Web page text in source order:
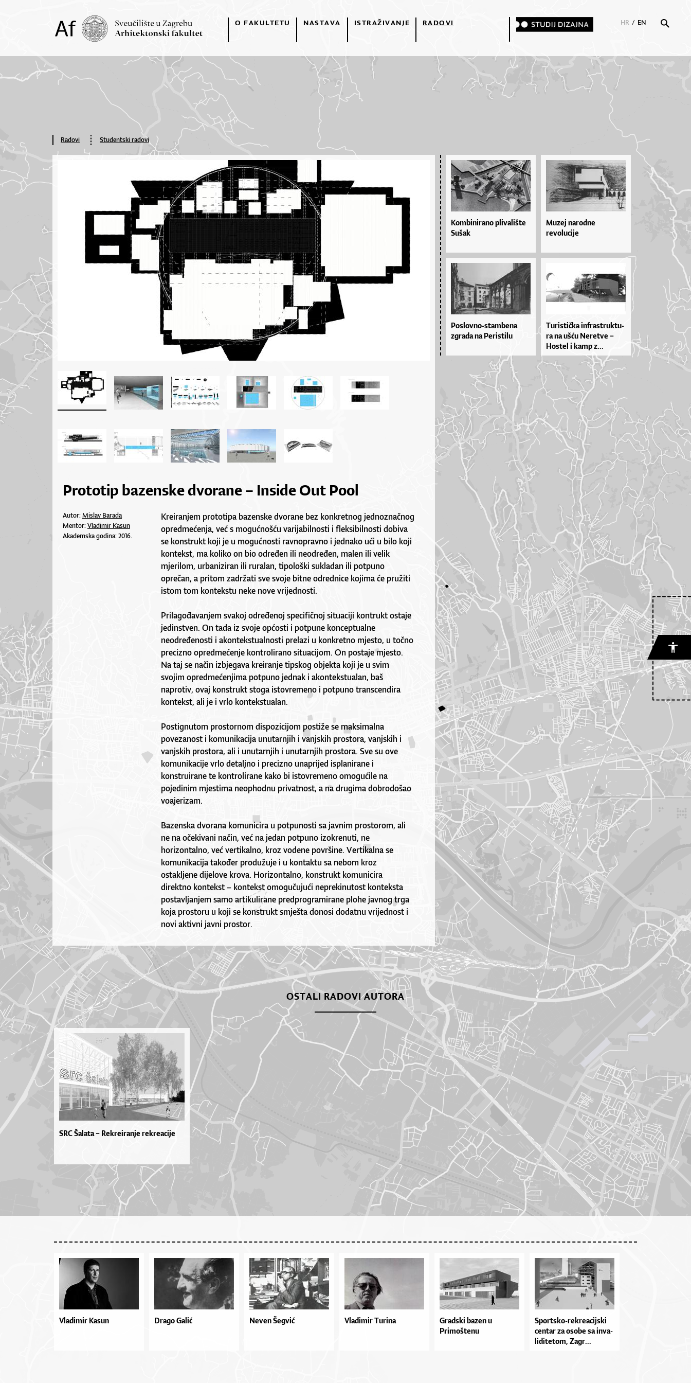
O FAKULTETU NASTAVA ISTRAŽIVANJE RADOVI HR / EN
Radovi Studentski radovi
Prototip bazenske dvorane – Inside Out Pool
Autor:Mislav Barada
Mentor:Vladimir Kasun
Akademska godina: 2016.
Kreiranjem prototipa bazenske dvorane bez konkretnog jednoznačnog
opredmećenja, već s mogućnošću varijabilnosti i fleksibilnosti dobiva
se konstrukt koji je u mogućnosti ravnopravno i jednako ući u bilo koji
kontekst, ma koliko on bio određen ili neodređen, malen ili velik
mjerilom, urbaniziran ili ruralan, tipološki sukladan ili potpuno
oprečan, a pritom zadržati sve svoje bitne odrednice kojima će pružiti
istom tom kontekstu neke nove vrijednosti.
Prilagođavanjem svakoj određenoj specifičnoj situaciji kontrukt ostaje
jedinstven. On tada iz svoje općosti i potpune konceptualne
neodređenosti i akontekstualnosti prelazi u konkretno mjesto, u točno
precizno opredmećenje kontrolirano situacijom. On postaje mjesto.
Na taj se način izbjegava kreiranje tipskog objekta koji je u svim
svojim opredmećenjima potpuno jednak i akontekstualan, baš
naprotiv, ovaj konstrukt stoga istovremeno i potpuno transcendira
kontekst, ali je i vrlo kontekstualan.
Postignutom prostornom dispozicijom postiže se maksimalna
povezanost i komunikacija unutarnjih i vanjskih prostora, vanjskih i
vanjskih prostora, ali i unutarnjih i unutarnjih prostora. Sve su ove
komunikacije vrlo detaljno i precizno unaprijed isplanirane i
konstruirane te kontrolirane kako bi istovremeno omogućile na
pojedinim mjestima neophodnu privatnost, a na drugima dobrodošao
voajerizam.
Bazenska dvorana komunicira u potpunosti sa javnim prostorom, ali
ne na očekivani način, već na jedan potpuno izokrenuti, ne
horizontalno, već vertikalno, kroz vodene površine. Vertikalna se
komunikacija također produžuje i u kontaktu sa nebom kroz
ostakljene dijelove krova. Horizontalno, konstrukt komunicira
direktno kontekst – kontekst omogučujući neprekinutost konteksta
postavljanjem samo artikulirane predprogramirane plohe javnog trga
koja prostoru u koji se konstrukt smješta donosi dodatnu vrijednost i
novi aktivni javni prostor.
Kombinirano plivalište
Sušak
Muzej narodne
revolucije
Poslovno-stambena
zgrada na Peristilu
Tu­ris­ti­čka in­fras­truk­tu­
ra na uš­ću Ne­re­tve –
Hos­tel i ka­mp z...
OSTALI RADOVI AUTORA
SRC Šalata – Rekreiranje rekreacije
Vladimir Kasun Drago Galić Neven Šegvić Vladimir Turina
Gradski bazen u
Primoštenu
Spor­tsko­-re­kre­a­cij­ski
cen­tar za oso­be sa in­va­
li­di­te­tom, Za­gr...